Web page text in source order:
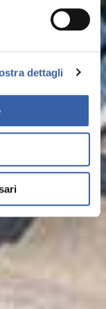
dettagli